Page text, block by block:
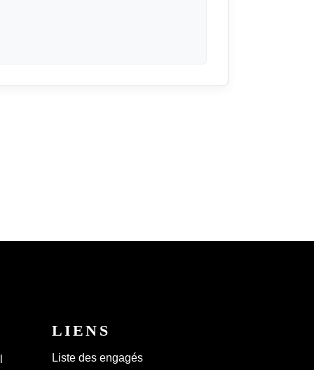
LIENS
Liste des engagés